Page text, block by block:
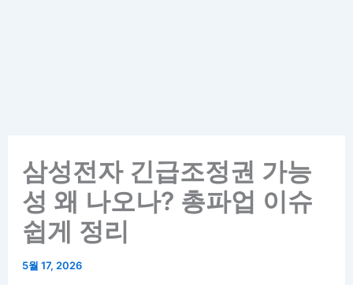
삼성전자 긴급조정권 가능
성 왜 나오나? 총파업 이슈
쉽게 정리
5월 17, 2026